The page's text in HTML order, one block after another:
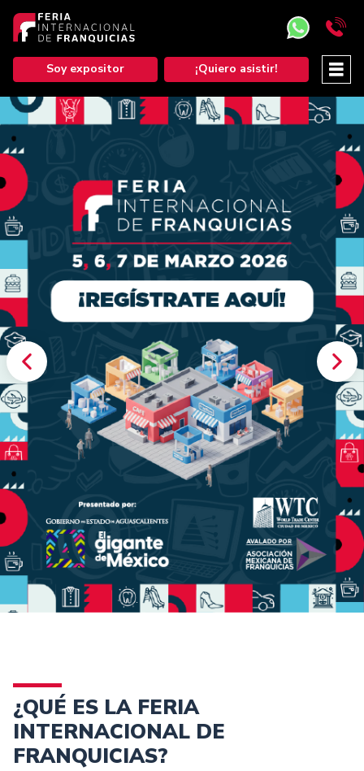
Soy expositor ¡Quiero asistir!
¿QUÉ ES LA FERIA
INTERNACIONAL DE
FRANQUICIAS?